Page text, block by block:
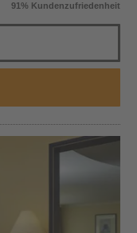
91% Kundenzufriedenheit